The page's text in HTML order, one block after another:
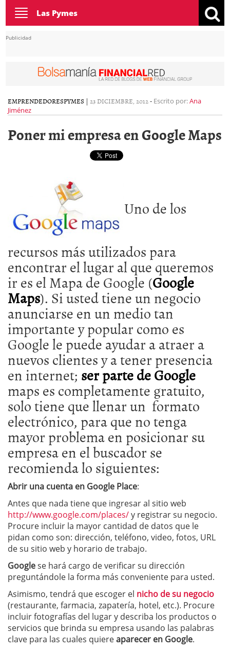
Toggle
navigation
Las Pymes
Publicidad
EMPRENDEDORESPYMES | 23 DICIEMBRE, 2012- Escrito por:Ana
Jiménez
Poner mi empresa en Google Maps
Uno de los
recursos más utilizados para
encontrar el lugar al que queremos
ir es el Mapa de Google (Google
Maps). Si usted tiene un negocio
anunciarse en un medio tan
importante y popular como es
Google le puede ayudar a atraer a
nuevos clientes y a tener presencia
en internet; ser parte de Google
maps es completamente gratuito,
solo tiene que llenar un formato
electrónico, para que no tenga
mayor problema en posicionar su
empresa en el buscador se
recomienda lo siguientes:
Abrir una cuenta en Google Place:
Antes que nada tiene que ingresar al sitio web
http://www.google.com/places/y registrar su negocio.
Procure incluir la mayor cantidad de datos que le
pidan como son: dirección, teléfono, video, fotos, URL
de su sitio web y horario de trabajo.
Googlese hará cargo de verificar su dirección
preguntándole la forma más conveniente para usted.
Asimismo, tendrá que escoger el nicho de su negocio
(restaurante, farmacia, zapatería, hotel, etc.). Procure
incluir fotografías del lugar y describa los productos o
servicios que brinda su empresa usando las palabras
clave para las cuales quiereaparecer en Google.